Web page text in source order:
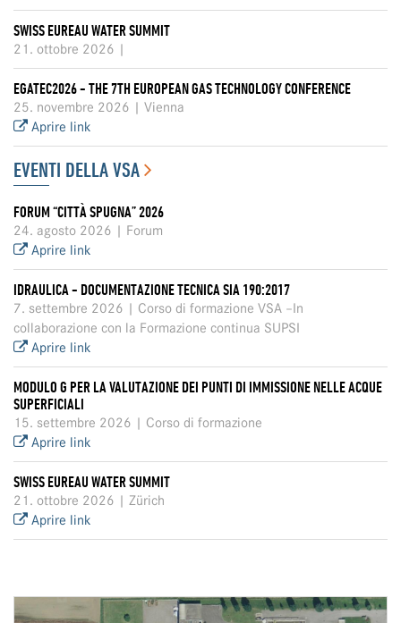
SWISS EUREAU WATER SUMMIT
21. ottobre 2026 |
EGATEC2026 - THE 7TH EUROPEAN GAS TECHNOLOGY CONFERENCE
25. novembre 2026 | Vienna
Aprire link
EVENTI DELLA VSA
FORUM “CITTÀ SPUGNA” 2026
24. agosto 2026 | Forum
Aprire link
IDRAULICA - DOCUMENTAZIONE TECNICA SIA 190:2017
7. settembre 2026 | Corso di formazione VSA –In
collaborazione con la Formazione continua SUPSI
Aprire link
MODULO G PER LA VALUTAZIONE DEI PUNTI DI IMMISSIONE NELLE ACQUE
SUPERFICIALI
15. settembre 2026 | Corso di formazione
Aprire link
SWISS EUREAU WATER SUMMIT
21. ottobre 2026 | Zürich
Aprire link